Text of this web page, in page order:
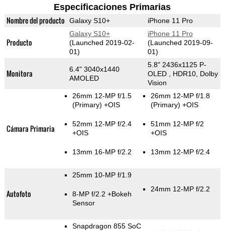
Especificaciones Primarias
Nombre del producto Galaxy S10+ iPhone 11 Pro
Producto
Galaxy S10+
(Launched 2019-02-
01)
iPhone 11 Pro
(Launched 2019-09-
01)
Monitora
6.4" 3040x1440
AMOLED
5.8" 2436x1125 P-
OLED , HDR10, Dolby
Vision
Cámara Primaria
26mm 12-MP f/1.5
(Primary) +OIS
52mm 12-MP f/2.4
+OIS
13mm 16-MP f/2.2
26mm 12-MP f/1.8
(Primary) +OIS
51mm 12-MP f/2
+OIS
13mm 12-MP f/2.4
Autofoto
25mm 10-MP f/1.9
8-MP f/2.2 +Bokeh
Sensor
24mm 12-MP f/2.2
Snapdragon 855 SoC